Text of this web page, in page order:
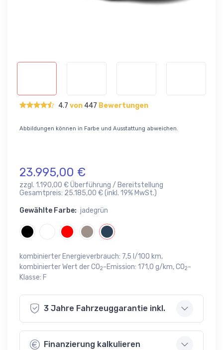
4.7 von 447 Bewertungen
Abbildungen können in Farbe und Ausstattung abweichen.
23.995,00 €
zzgl. 1.190,00 € Überführung / Bereitstellung
Gesamtpreis: 25.185,00 € (inkl. 19% MwSt.)
Gewählte Farbe: jadegrün
kombinierter Energieverbrauch: 7,5 l/100 km,
kombinierter Wert der CO2-Emission: 171,0 g/km, CO2-
Klasse: F
3 Jahre Fahrzeuggarantie inkl.
Finanzierung kalkulieren